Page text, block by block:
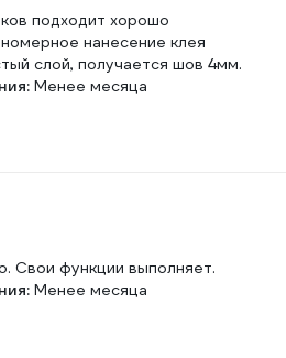
подходит хорошо
нанесение клея
слой, получается шов 4мм.
Менее месяца
Свои функции выполняет.
Менее месяца